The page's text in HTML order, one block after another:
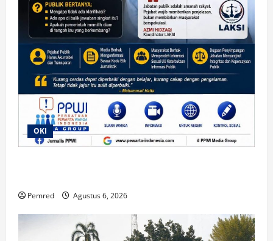
OKI
Pemred Agustus 6, 2026